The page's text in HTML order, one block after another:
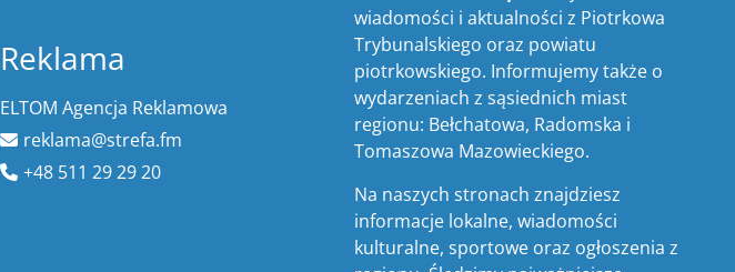
Reklama
ELTOM Agencja Reklamowa
reklama@strefa.fm
+48 511 29 29 20
wiadomości i aktualności z Piotrkowa
Trybunalskiego oraz powiatu
piotrkowskiego. Informujemy także o
wydarzeniach z sąsiednich miast
regionu: Bełchatowa, Radomska i
Tomaszowa Mazowieckiego.
Na naszych stronach znajdziesz
informacje lokalne, wiadomości
kulturalne, sportowe oraz ogłoszenia z